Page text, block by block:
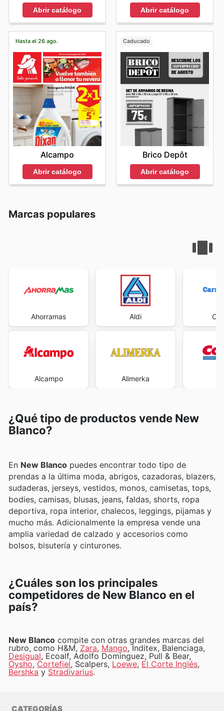
Abrir catálogo Abrir catálogo
Hasta el 26 ago.
Alcampo
Abrir catálogo
Caducado
Brico Depôt
Abrir catálogo
Marcas populares
Ahorramas
Alcampo
Aldi
Alimerka
¿Qué tipo de productos vende New
Blanco?
En New Blanco puedes encontrar todo tipo de
prendas a la última moda, abrigos, cazadoras, blazers,
sudaderas, jerseys, vestidos, monos, camisetas, tops,
bodies, camisas, blusas, jeans, faldas, shorts, ropa
deportiva, ropa interior, chalecos, leggings, pijamas y
mucho más. Adicionalmente la empresa vende una
amplia variedad de calzado y accesorios como
bolsos, bisutería y cinturones.
¿Cuáles son los principales
competidores de New Blanco en el
país?
New Blanco compite con otras grandes marcas del
rubro, como H&M, Zara, Mango, Inditex, Balenciaga,
Desigual, Ecoalf, Adolfo Dominguez, Pull & Bear,
Oysho, Cortefiel, Scalpers, Loewe, El Corte Inglés,
Bershka y Stradivarius.
CATEGORÍAS